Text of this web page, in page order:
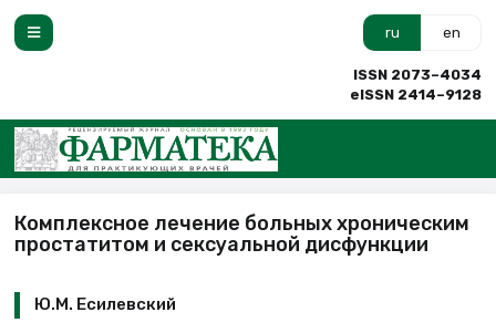
ru en
ISSN 2073–4034
eISSN 2414–9128
Комплексное лечение больных хроническим
простатитом и сексуальной дисфункции
Ю.М. Есилевский